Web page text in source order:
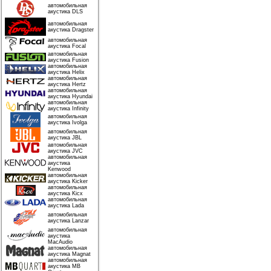
автомобильная
акустика DLS
автомобильная
акустика Dragster
автомобильная
акустика Focal
автомобильная
акустика Fusion
автомобильная
акустика Helix
автомобильная
акустика Hertz
автомобильная
акустика Hyundai
автомобильная
акустика Infinity
автомобильная
акустика Ivolga
автомобильная
акустика JBL
автомобильная
акустика JVC
автомобильная
акустика
Kenwood
автомобильная
акустика Kicker
автомобильная
акустика Kicx
автомобильная
акустика Lada
автомобильная
акустика Lanzar
автомобильная
акустика
MacAudio
автомобильная
акустика Magnat
автомобильная
акустика MB